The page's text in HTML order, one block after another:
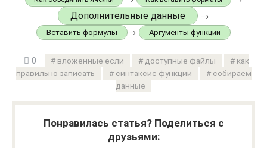
Дополнительные данные →
Вставить формулы → Аргументы функции
0 вложенные если доступные файлы
как
правильно записать
синтаксис функции
собираем
данные
Понравилась статья? Поделиться с
друзьями: